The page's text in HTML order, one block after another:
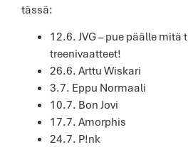
tässä:
12.6. JVG – pue päälle
treenivaatteet!
26.6. Arttu Wiskari
3.7. Eppu Normaali
10.7. Bon Jovi
17.7. Amorphis
24.7. P!nk